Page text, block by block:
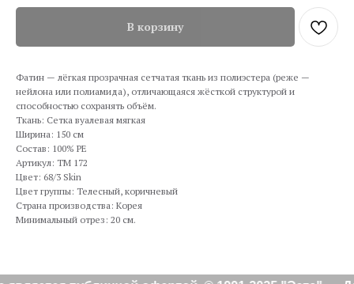
В корзину
Фатин — лёгкая прозрачная сетчатая ткань из полиэстера (реже —
нейлона или полиамида), отличающаяся жёсткой структурой и
способностью сохранять объём.
Ткань: Сетка вуалевая мягкая
Ширина: 150 см
Состав: 100% PE
Артикул: TM 172
Цвет: 68/3 Skin
Цвет группы: Телесный, коричневый
Страна производства: Корея
Минимальный отрез: 20 см.